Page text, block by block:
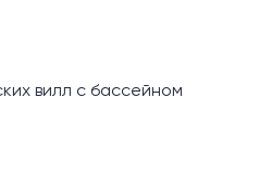
вилл с бассейном